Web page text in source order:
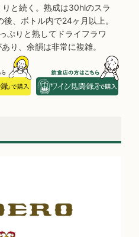
と続く。熟成は30hlのスラ
、ボトル内で24ヶ月以上。
ぷりと熟してドライフラワ
り、余韻は非常に複雑。